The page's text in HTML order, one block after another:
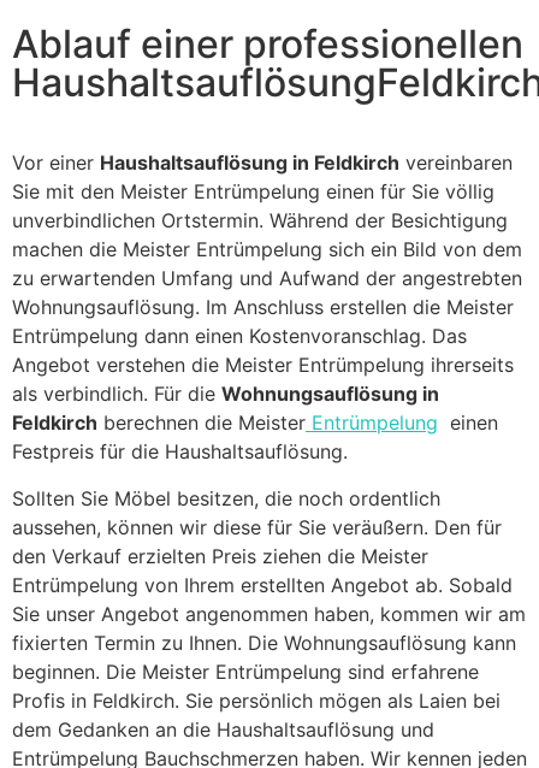
Ablauf einer professionellen
Vor einer Haushaltsauflösung in Feldkirch vereinbaren
Sie mit den Meister Entrümpelung einen für Sie völlig
unverbindlichen Ortstermin. Während der Besichtigung
machen die Meister Entrümpelung sich ein Bild von dem
zu erwartenden Umfang und Aufwand der angestrebten
Wohnungsauflösung. Im Anschluss erstellen die Meister
Entrümpelung dann einen Kostenvoranschlag. Das
Angebot verstehen die Meister Entrümpelung ihrerseits
als verbindlich. Für die Wohnungsauflösung in
Feldkirch berechnen die Meister Entrümpelung einen
Festpreis für die Haushaltsauflösung.
Sollten Sie Möbel besitzen, die noch ordentlich
aussehen, können wir diese für Sie veräußern. Den für
den Verkauf erzielten Preis ziehen die Meister
Entrümpelung von Ihrem erstellten Angebot ab. Sobald
Sie unser Angebot angenommen haben, kommen wir am
fixierten Termin zu Ihnen. Die Wohnungsauflösung kann
beginnen. Die Meister Entrümpelung sind erfahrene
Profis in Feldkirch. Sie persönlich mögen als Laien bei
dem Gedanken an die Haushaltsauflösung und
Entrümpelung Bauchschmerzen haben. Wir kennen jeden